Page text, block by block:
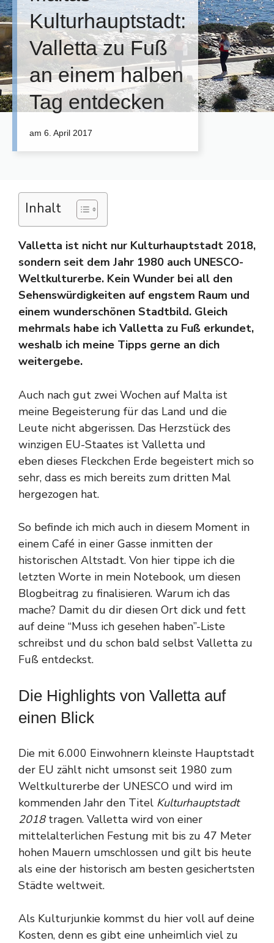
Kulturhauptstadt:
Valletta zu Fuß
an einem halben
Tag entdecken
am 6. April 2017
Inhalt
Valletta ist nicht nur Kulturhauptstadt 2018,
sondern seit dem Jahr 1980 auch UNESCO-
Weltkulturerbe. Kein Wunder bei all den
Sehenswürdigkeiten auf engstem Raum und
einem wunderschönen Stadtbild. Gleich
mehrmals habe ich Valletta zu Fuß erkundet,
weshalb ich meine Tipps gerne an dich
weitergebe.
Auch nach gut zwei Wochen auf Malta ist
meine Begeisterung für das Land und die
Leute nicht abgerissen. Das Herzstück des
winzigen EU-Staates ist Valletta und
eben dieses Fleckchen Erde begeistert mich so
sehr, dass es mich bereits zum dritten Mal
hergezogen hat.
So befinde ich mich auch in diesem Moment in
einem Café in einer Gasse inmitten der
historischen Altstadt. Von hier tippe ich die
letzten Worte in mein Notebook, um diesen
Blogbeitrag zu finalisieren. Warum ich das
mache? Damit du dir diesen Ort dick und fett
auf deine “Muss ich gesehen haben”-Liste
schreibst und du schon bald selbst Valletta zu
Fuß entdeckst.
Die Highlights von Valletta auf
einen Blick
Die mit 6.000 Einwohnern kleinste Hauptstadt
der EU zählt nicht umsonst seit 1980 zum
Weltkulturerbe der UNESCO und wird im
kommenden Jahr den Titel Kulturhauptstadt
2018tragen. Valletta wird von einer
mittelalterlichen Festung mit bis zu 47 Meter
hohen Mauern umschlossen und gilt bis heute
als eine der historisch am besten gesichertsten
Städte weltweit.
Als Kulturjunkie kommst du hier voll auf deine
Kosten, denn es gibt eine unheimlich viel zu